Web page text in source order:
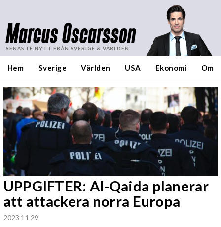
Marcus Oscarsson
SENASTE NYTT FRÅN SVERIGE & VÄRLDEN
Hem Sverige Världen USA Ekonomi Om
UPPGIFTER: Al-Qaida planerar
att attackera norra Europa
2023 11 29